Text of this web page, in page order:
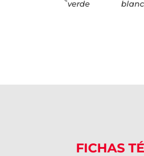
verde
FICHAS